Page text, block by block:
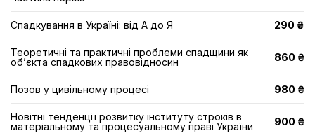
Спадкування в Україні: від А до Я 290 ₴
Теоретичні та практичні проблеми спадщини як
об’єкта спадкових правовідносин
860 ₴
Позов у цивільному процесі 980 ₴
Новітні тенденції розвитку інституту строків в
матеріальному та процесуальному праві України
900 ₴